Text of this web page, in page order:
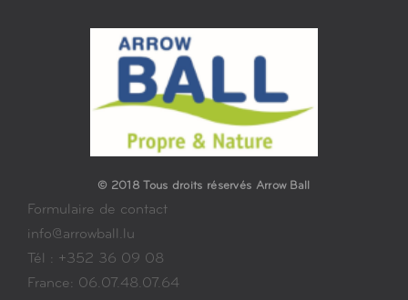
© 2018 Tous droits réservés Arrow Ball
Formulaire de contact
info@arrowball.lu
Tél : +352 36 09 08
France: 06.07.48.07.64